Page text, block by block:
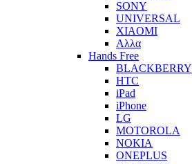
SONY
UNIVERSAL
XIAOMI
Αλλα
Hands Free
BLACKBERRY
HTC
iPad
iPhone
LG
MOTOROLA
NOKIA
ONEPLUS